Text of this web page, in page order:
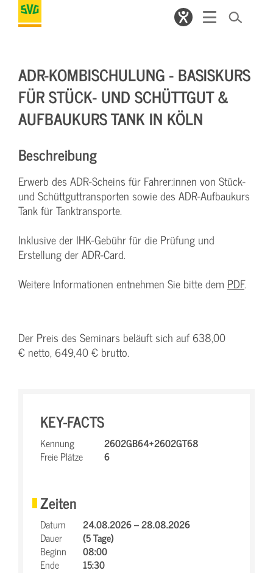
ADR-KOMBISCHULUNG - BASISKURS
FÜR STÜCK- UND SCHÜTTGUT &
AUFBAUKURS TANK IN KÖLN
Beschreibung
Erwerb des ADR-Scheins für Fahrer:innen von Stück-
und Schüttguttransporten sowie des ADR-Aufbaukurs
Tank für Tanktransporte.
Inklusive der IHK-Gebühr für die Prüfung und
Erstellung der ADR-Card.
Weitere Informationen entnehmen Sie bitte dem PDF.
Der Preis des Seminars beläuft sich auf 638,00
€ netto, 649,40 € brutto.
KEY-FACTS
Kennung
2602GB64+2602GT68
Freie Plätze
6
Zeiten
Datum
24.08.2026 – 28.08.2026
Dauer
(5 Tage)
Beginn
08:00
Ende
15:30